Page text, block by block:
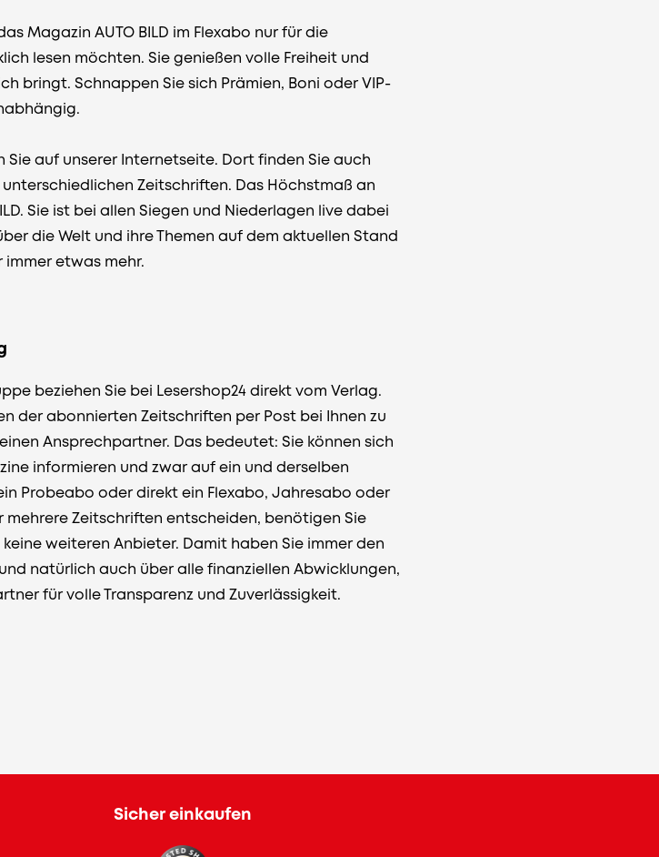
Magazin AUTO BILD im Flexabo nur für die
lesen möchten. Sie genießen volle Freiheit und
bringt. Schnappen Sie sich Prämien, Boni oder VIP-
auf unserer Internetseite. Dort finden Sie auch
Zeitschriften. Das Höchstmaß an
Sie ist bei allen Siegen und Niederlagen live dabei
die Welt und ihre Themen auf dem aktuellen Stand
immer etwas mehr.
beziehen Sie bei Lesershop24 direkt vom Verlag.
der abonnierten Zeitschriften per Post bei Ihnen zu
Ansprechpartner. Das bedeutet: Sie können sich
informieren und zwar auf ein und derselben
Probeabo oder direkt ein Flexabo, Jahresabo oder
mehrere Zeitschriften entscheiden, benötigen Sie
weiteren Anbieter. Damit haben Sie immer den
natürlich auch über alle finanziellen Abwicklungen,
für volle Transparenz und Zuverlässigkeit.
Sicher einkaufen